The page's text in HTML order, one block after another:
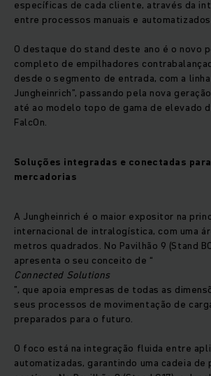
específicas de cada cliente, através da
entre processos manuais e
O destaque do stand deste ano é o novo
completo de empilhadores
desde o segmento de entrada, com a linha
Jungheinrich”, passando pela nova
até ao modelo topo de gama de elevado
FalcOn.
Soluções integradas e conectadas
mercadorias
A Jungheinrich é o maior expositor na
internacional de intralogística, com uma
metros quadrados. No Pavilhão 9 (Stand
apresenta o seu conceito de “
Connected Solutions
”, que apoia empresas de todas as
seus processos de movimentação de
preparados para o futuro.
O foco está na integração fluida entre
automatizadas, garantindo uma cadeia de